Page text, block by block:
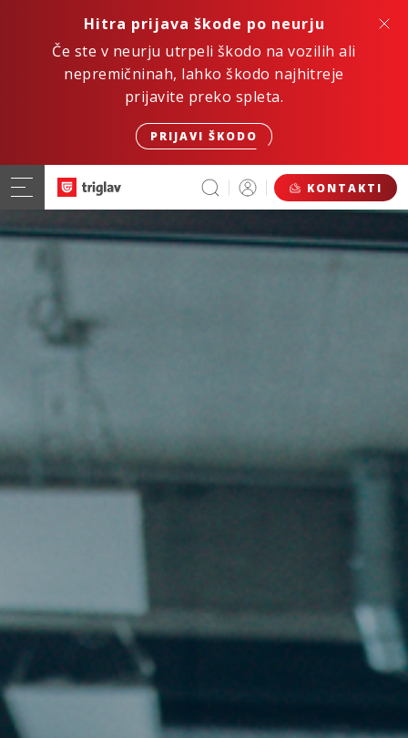
Hitra prijava škode po neurju
Če ste v neurju utrpeli škodo na vozilih ali
nepremičninah, lahko škodo najhitreje
prijavite preko spleta.
PRIJAVI ŠKODO
KONTAKTI